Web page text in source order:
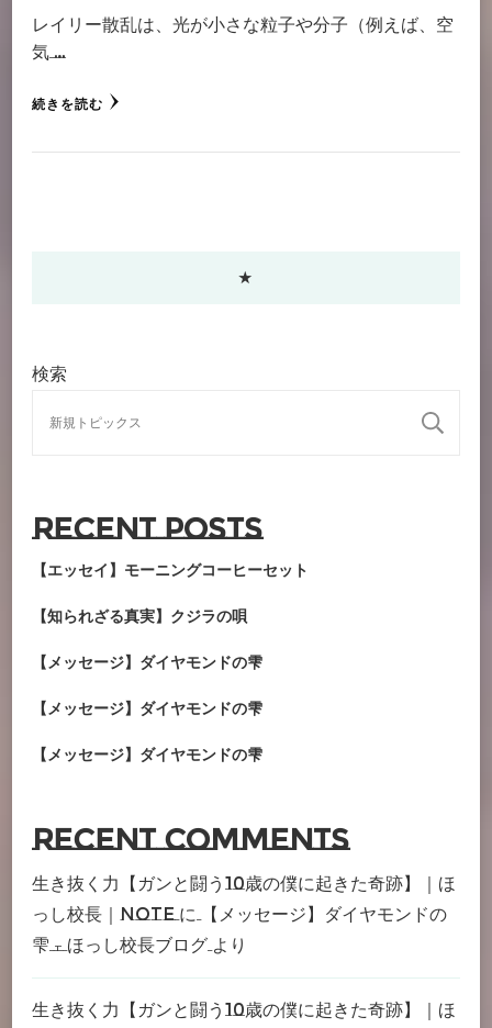
レイリー散乱は、光が小さな粒子や分子（例えば、空
気 …
続きを読む
★
検索
Recent Posts
【エッセイ】モーニングコーヒーセット
【知られざる真実】クジラの唄
【メッセージ】ダイヤモンドの雫
【メッセージ】ダイヤモンドの雫
【メッセージ】ダイヤモンドの雫
Recent Comments
生き抜く力【ガンと闘う10歳の僕に起きた奇跡】｜ほ
っし校長｜note に
【メッセージ】ダイヤモンドの
雫 – ほっし校長ブログ より
生き抜く力【ガンと闘う10歳の僕に起きた奇跡】｜ほ